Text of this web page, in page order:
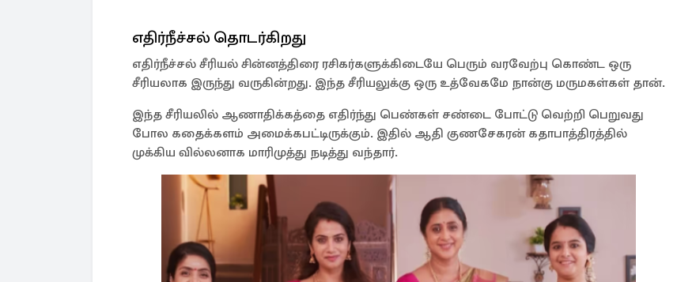
எதிர்நீச்சல் தொடர்கிறது
எதிர்நீச்சல் சீரியல் சின்னத்திரை ரசிகர்களுக்கிடையே பெரும் வரவேற்பு கொண்ட ஒரு
சீரியலாக இருந்து வருகின்றது. இந்த சீரியலுக்கு ஒரு உத்வேகமே நான்கு மருமகள்கள் தான்.
இந்த சீரியலில் ஆணாதிக்கத்தை எதிர்ந்து பெண்கள் சண்டை போட்டு வெற்றி பெறுவது
போல கதைக்களம் அமைக்கபட்டிருக்கும். இதில் ஆதி குணசேகரன் கதாபாத்திரத்தில்
முக்கிய வில்லனாக மாரிமுத்து நடித்து வந்தார்.